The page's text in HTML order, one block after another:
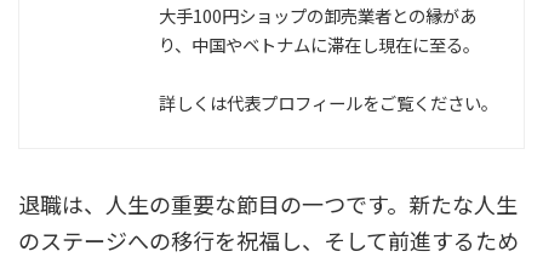
大手100円ショップの卸売業者との縁があ
り、中国やベトナムに滞在し現在に至る。
詳しくは代表プロフィールをご覧ください。
退職は、人生の重要な節目の一つです。新たな人生
のステージへの移行を祝福し、そして前進するため